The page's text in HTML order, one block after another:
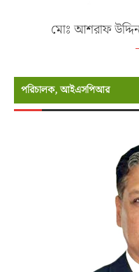
মোঃ আশরাফ উদ্দিন,
পরিচালক, আইএসপিআর